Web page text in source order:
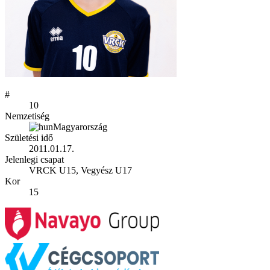
#
10
Nemzetiség
Magyarország
Születési idő
2011.01.17.
Jelenlegi csapat
VRCK U15, Vegyész U17
Kor
15